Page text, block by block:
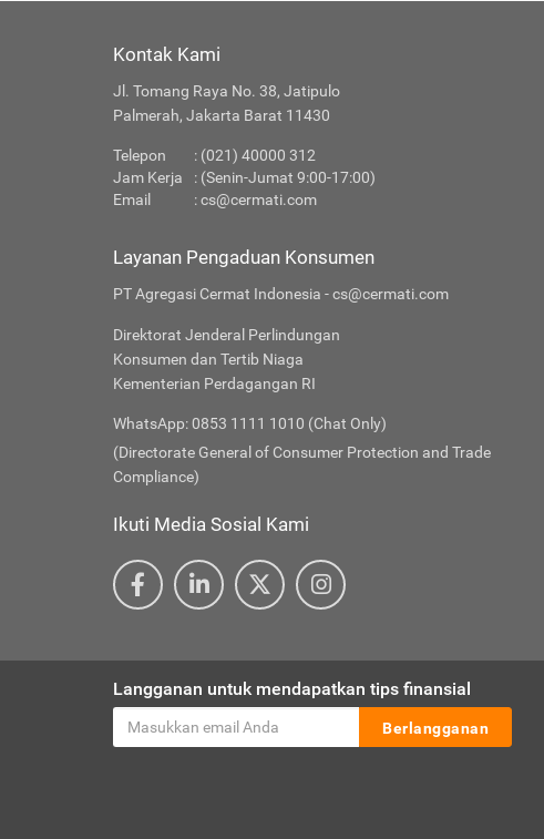
Kontak Kami
Jl. Tomang Raya No. 38, Jatipulo
Palmerah, Jakarta Barat 11430
Telepon
: (021) 40000 312
Jam Kerja
: (Senin-Jumat 9:00-17:00)
Email
:cs@cermati.com
Layanan Pengaduan Konsumen
PT Agregasi Cermat Indonesia - cs@cermati.com
Direktorat Jenderal Perlindungan
Konsumen dan Tertib Niaga
Kementerian Perdagangan RI
WhatsApp: 0853 1111 1010 (Chat Only)
(Directorate General of Consumer Protection and Trade
Compliance)
Ikuti Media Sosial Kami
Langganan untuk mendapatkan tips finansial
Berlangganan